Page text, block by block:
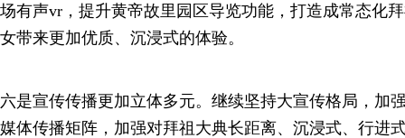
场有声vr，提升黄帝故里园区导览功能，打造成常态化
女带来更加优质、沉浸式的体验。
六是宣传传播更加立体多元。继续坚持大宣传格局，加
媒体传播矩阵，加强对拜祖大典长距离、沉浸式、行进